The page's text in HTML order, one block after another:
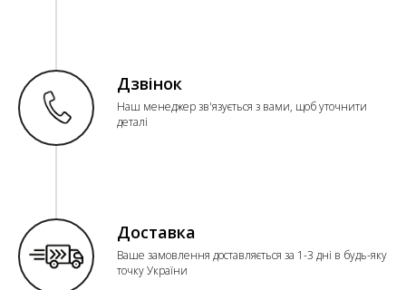
Дзвінок
Наш менеджер зв'язується з вами, щоб уточнити
деталі
Доставка
Ваше замовлення доставляється за 1-3 дні в будь-яку
точку України